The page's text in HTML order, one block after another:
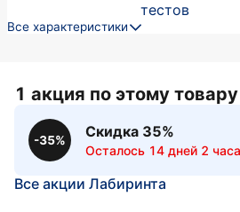
тестов
Все характеристики
1 акция по этому товару
-35%
Скидка 35%
Осталось 14 дней 2 часа
Все акции Лабиринта